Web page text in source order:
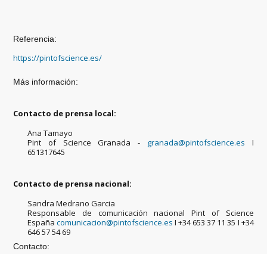
Referencia:
https://pintofscience.es/
Más información:
Contacto de prensa local:
Ana Tamayo
Pint of Science Granada - granada@pintofscience.es I
651317645
Contacto de prensa nacional:
Sandra Medrano Garcia
Responsable de comunicación nacional Pint of Science
Españacomunicacion@pintofscience.es I +34 653 37 11 35 I +34
646 57 54 69
Contacto: